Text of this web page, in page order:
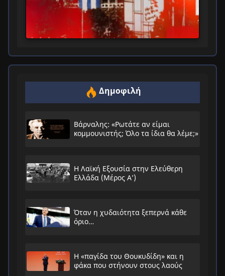
Δημοφιλή
Βάρναλης: «Ρωτάτε αν είμαι
κομμουνιστής; Όλο τα ίδια θα λέμε;»
Η Λαϊκή Εξουσία στην Ελεύθερη
Ελλάδα (Μέρος Α’)
Όταν η χυδαιότητα ξεπερνά κάθε
όριο…
Η «παγίδα του Θουκυδίδη» και η
φάκα που στήνουν στους λαούς